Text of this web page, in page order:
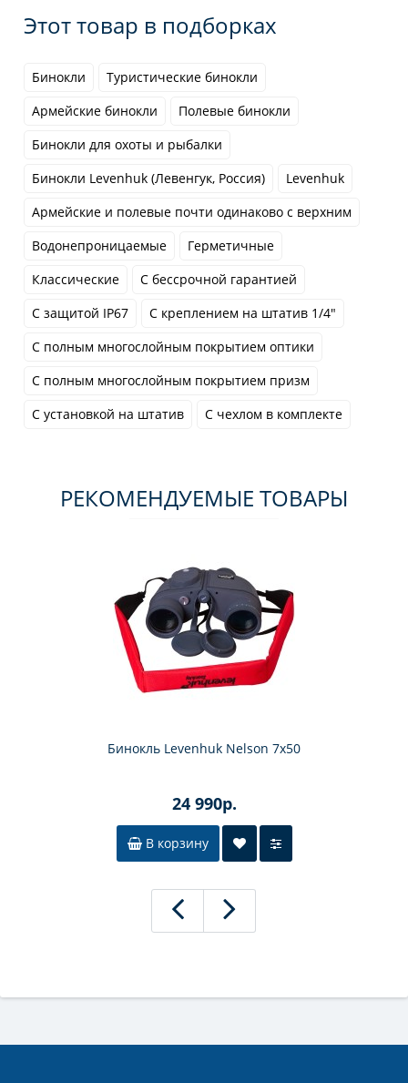
Этот товар в подборках
Бинокли
Туристические бинокли
Армейские бинокли
Полевые бинокли
Бинокли для охоты и рыбалки
Бинокли Levenhuk (Левенгук, Россия)
Levenhuk
Армейские и полевые почти одинаково с верхним
Водонепроницаемые
Герметичные
Классические
С бессрочной гарантией
С защитой IP67
С креплением на штатив 1/4"
С полным многослойным покрытием оптики
С полным многослойным покрытием призм
С установкой на штатив
С чехлом в комплекте
РЕКОМЕНДУЕМЫЕ ТОВАРЫ
Бинокль Levenhuk Nelson 7x50
24 990р.
В корзину